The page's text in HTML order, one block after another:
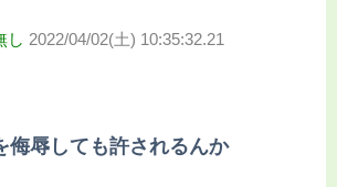
し 2022/04/02(土) 10:35:32.21
侮辱しても許されるんか